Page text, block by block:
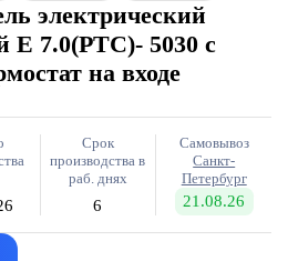
электрический
E 7.0(PTC)- 5030 с
на входе
Срок
производства в
раб. днях
6
Самовывоз
Санкт-
Петербург
21.08.26